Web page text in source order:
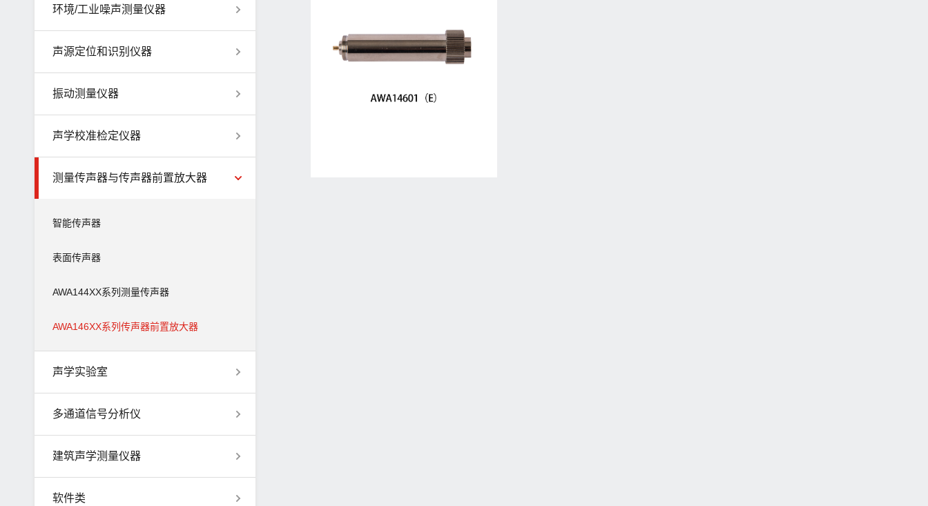
环境/工业噪声测量仪器
声源定位和识别仪器
振动测量仪器
声学校准检定仪器
测量传声器与传声器前置放大器
智能传声器
表面传声器
AWA144XX系列测量传声器
AWA146XX系列传声器前置放大器
声学实验室
多通道信号分析仪
建筑声学测量仪器
软件类